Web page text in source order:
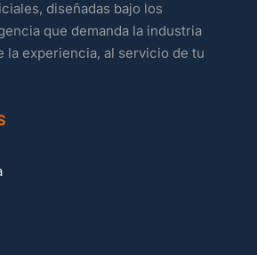
diseñadas bajo los
que demanda la industria
la experiencia, al servicio de tu